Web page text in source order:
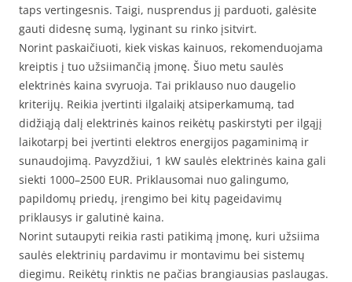
taps vertingesnis. Taigi, nusprendus jį parduoti, galėsite
gauti didesnę sumą, lyginant su rinko įsitvirt.
Norint paskaičiuoti, kiek viskas kainuos, rekomenduojama
kreiptis į tuo užsiimančią įmonę. Šiuo metu saulės
elektrinės kaina svyruoja. Tai priklauso nuo daugelio
kriterijų. Reikia įvertinti ilgalaikį atsiperkamumą, tad
didžiąją dalį elektrinės kainos reikėtų paskirstyti per ilgąjį
laikotarpį bei įvertinti elektros energijos pagaminimą ir
sunaudojimą. Pavyzdžiui, 1 kW saulės elektrinės kaina gali
siekti 1000–2500 EUR. Priklausomai nuo galingumo,
papildomų priedų, įrengimo bei kitų pageidavimų
priklausys ir galutinė kaina.
Norint sutaupyti reikia rasti patikimą įmonę, kuri užsiima
saulės elektrinių pardavimu ir montavimu bei sistemų
diegimu. Reikėtų rinktis ne pačias brangiausias paslaugas.